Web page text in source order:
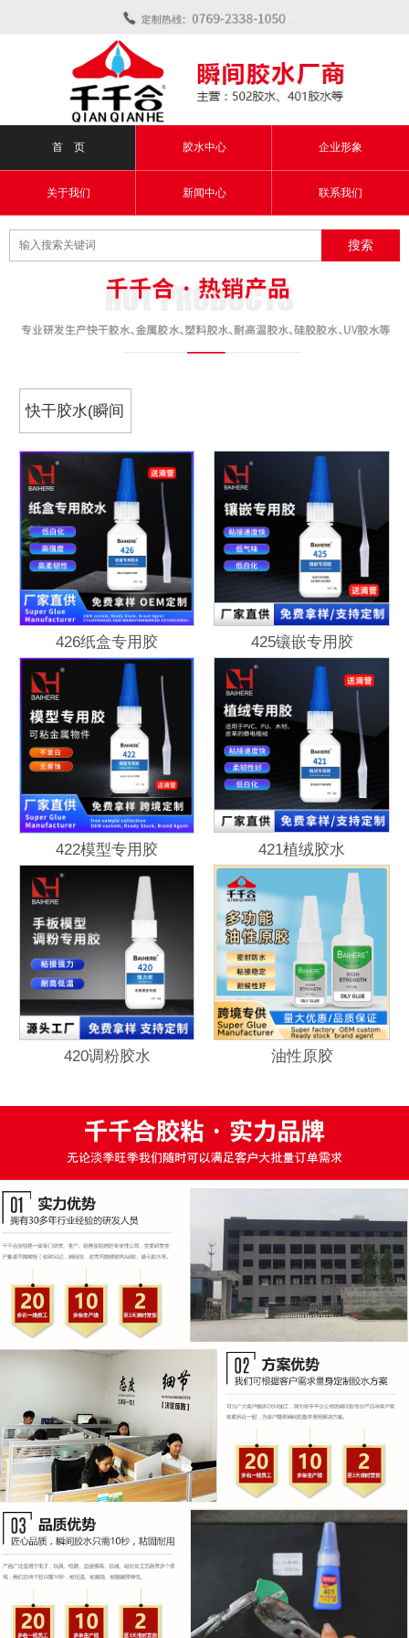
首 页 胶水中心 企业形象
关于我们 新闻中心 联系我们
快干胶水(瞬间
胶)
426纸盒专用胶 425镶嵌专用胶
422模型专用胶 421植绒胶水
420调粉胶水 油性原胶